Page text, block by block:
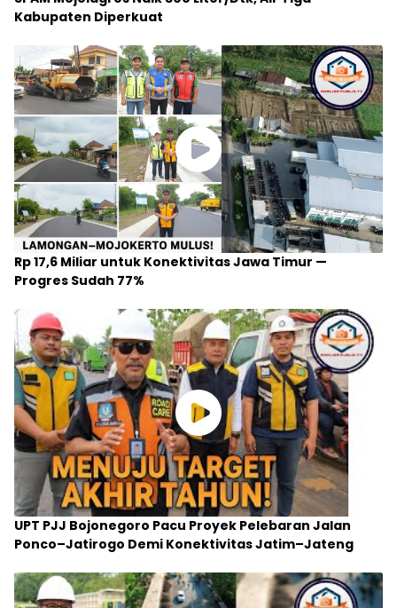
Kabupaten Diperkuat
Rp 17,6 Miliar untuk Konektivitas Jawa Timur —
Progres Sudah 77%
UPT PJJ Bojonegoro Pacu Proyek Pelebaran Jalan
Ponco–Jatirogo Demi Konektivitas Jatim–Jateng